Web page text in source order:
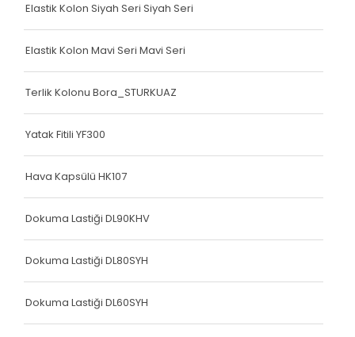
Terlik Kolonu
Terlik Kolonu
Terlik Kolonu
Spanzed Kolonu
Polis Yeleği
Yatak Fitili
Yatak Fitili
Elastik Kolon Siyah Seri Siyah Seri
Elastik Kolon Mavi Seri Mavi Seri
Terlik Kolonu Bora_STURKUAZ
Yatak Fitili YF300
Hava Kapsülü HK107
Dokuma Lastiği DL90KHV
Dokuma Lastiği DL80SYH
Dokuma Lastiği DL60SYH